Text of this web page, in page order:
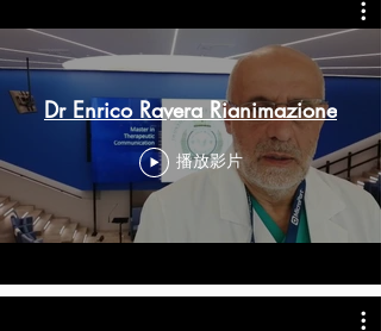
Dr Enrico Ravera Rianimazione
播放影片